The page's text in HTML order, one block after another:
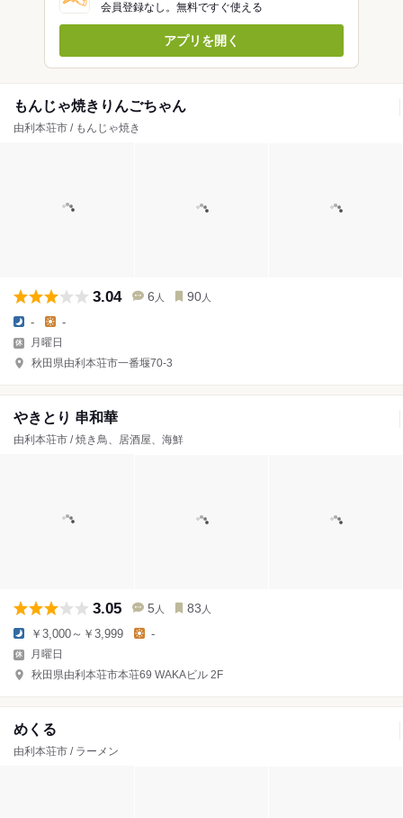
会員登録なし。無料ですぐ使える
アプリを開く
もんじゃ焼きりんごちゃん
由利本荘市 / もんじゃ焼き
3.04 6 人 90 人
- -
月曜日
秋田県由利本荘市一番堰70-3
やきとり 串和華
由利本荘市 / 焼き鳥、居酒屋、海鮮
3.05 5 人 83 人
￥3,000～￥3,999 -
月曜日
秋田県由利本荘市本荘69 WAKAビル 2F
めくる
由利本荘市 / ラーメン